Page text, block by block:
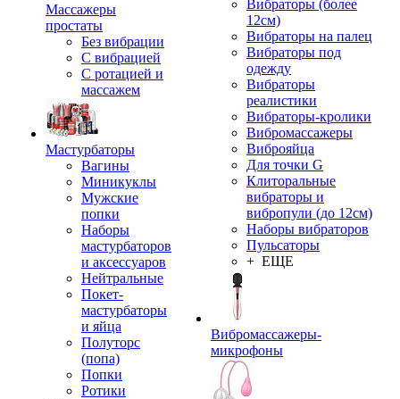
Массажеры
простаты
Без вибрации
С вибрацией
С ротацией и
массажем
Мастурбаторы
Вагины
Миникуклы
Мужские
попки
Наборы
мастурбаторов
и аксессуаров
Нейтральные
Покет-
мастурбаторы
и яйца
Полуторс
(попа)
Попки
Ротики
Вибраторы (более
12см)
Вибраторы на палец
Вибраторы под
одежду
Вибраторы
реалистики
Вибраторы-кролики
Вибромассажеры
Виброяйца
Для точки G
Клиторальные
вибраторы и
вибропули (до 12см)
Наборы вибраторов
Пульсаторы
+ ЕЩЕ
Вибромассажеры-
микрофоны